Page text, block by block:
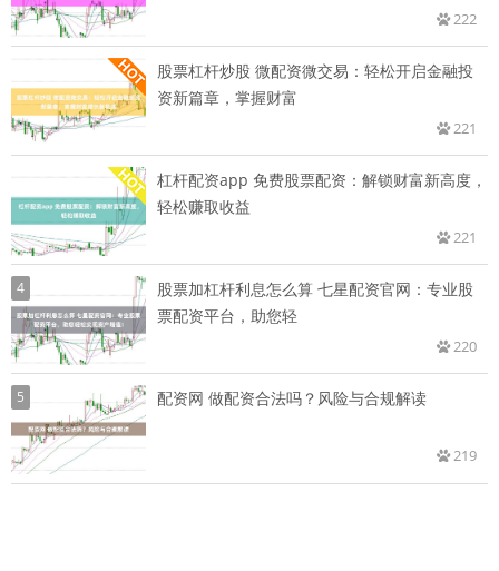
222
股票杠杆炒股 微配资微交易：轻松开启金融投
资新篇章，掌握财富
221
杠杆配资app 免费股票配资：解锁财富新高度，
轻松赚取收益
221
4
股票加杠杆利息怎么算 七星配资官网：专业股
票配资平台，助您轻
220
5 配资网 做配资合法吗？风险与合规解读
219